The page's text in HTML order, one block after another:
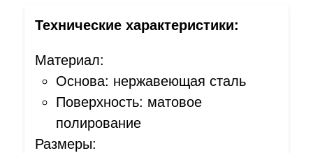
Технические характеристики:
Материал:
Основа: нержавеющая сталь
Поверхность: матовое
полирование
Размеры: